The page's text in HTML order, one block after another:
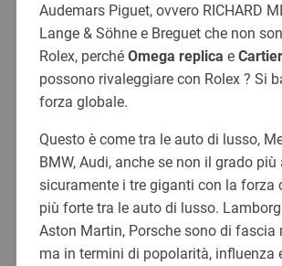
Audemars Piguet, ovvero RICHARD
Lange & Söhne e Breguet che non
Rolex, perché Omega replica e
possono rivaleggiare con Rolex ? Si
forza globale.
Questo è come tra le auto di lusso,
BMW, Audi, anche se non il grado più
sicuramente i tre giganti con la forza
più forte tra le auto di lusso.
Aston Martin, Porsche sono di fascia
ma in termini di popolarità, influenza